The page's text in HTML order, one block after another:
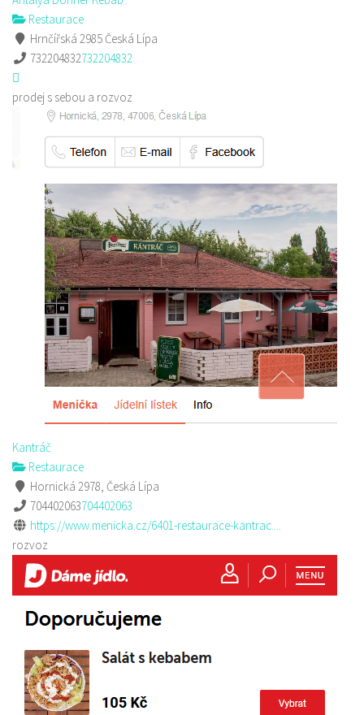
Restaurace
Hrnčířská 2985 Česká Lípa
732204832732204832
prodej s sebou a rozvoz
Kantráč
Restaurace
Hornická 2978, Česká Lípa
704402063704402063
https://www.menicka.cz/6401-restaurace-kantrac....
rozvoz